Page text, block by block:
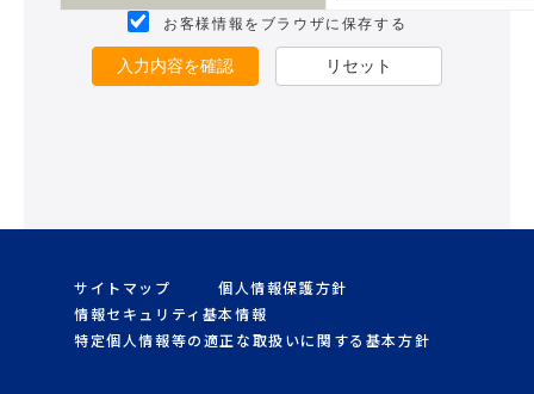
お客様情報をブラウザに保存する
入力内容を確認 リセット
サイトマップ
個人情報保護方針
情報セキュリティ基本情報
特定個人情報等の適正な取扱いに関する基本方針